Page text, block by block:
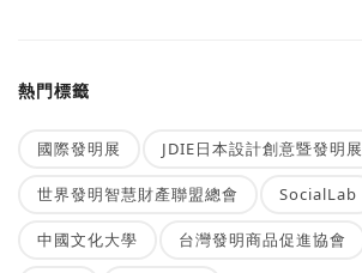
熱門標籤
國際發明展 JDIE日本設計創意暨發明展
世界發明智慧財產聯盟總會 SocialLab
中國文化大學 台灣發明商品促進協會